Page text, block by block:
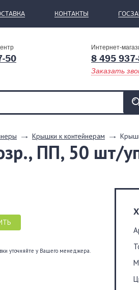
КОНТАКТЫ
50
Интернет-
8 495
Заказать
Крышки к контейнерам
ПП, 50 шт/
уточняйте у Вашего менеджера.